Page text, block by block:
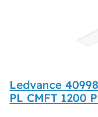
Ledvance
PL CMFT 1200